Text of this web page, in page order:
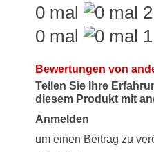
0 mal
0 mal
Bewertungen von
Teilen Sie Ihre
diesem Produkt mit
Anmelden
um einen Beitrag zu